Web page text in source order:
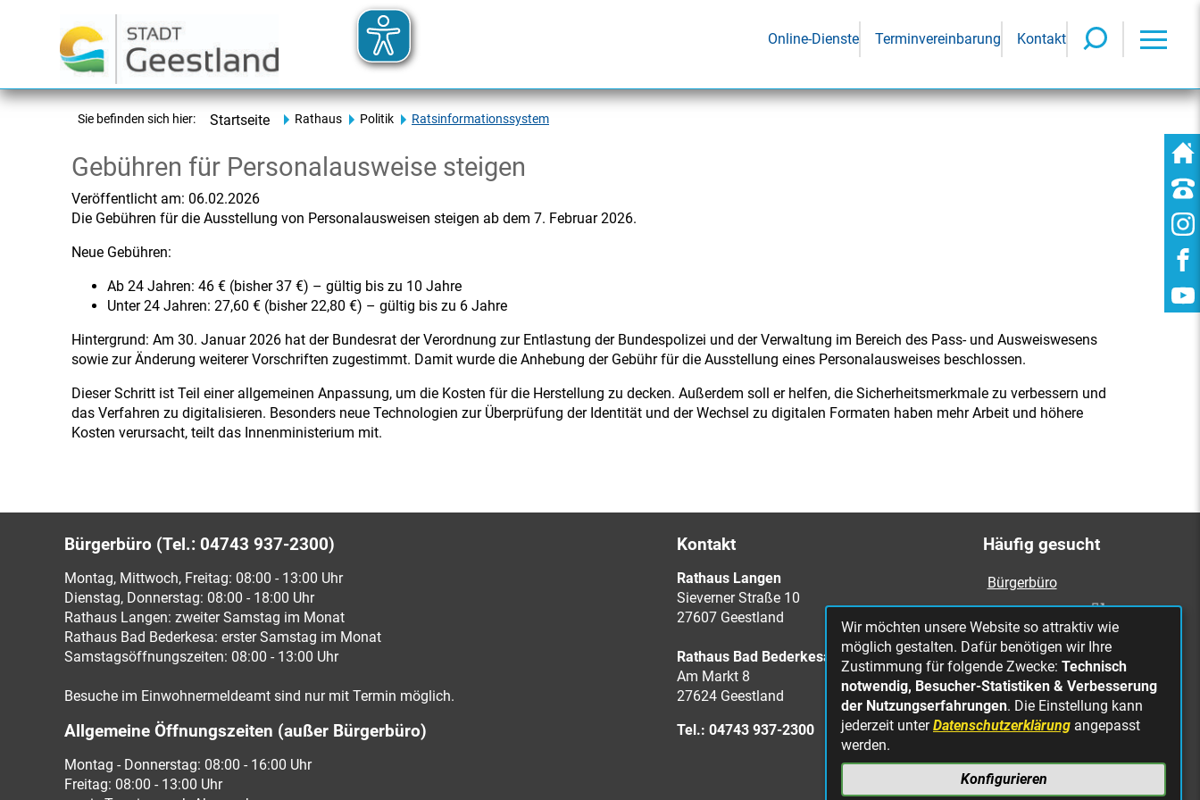
Online-Dienste Terminvereinbarung Kontakt
Sie befinden sich hier: Startseite Rathaus Politik Ratsinformationssystem
Gebühren für Personalausweise steigen
Veröffentlicht am: 06.02.2026
Die Gebühren für die Ausstellung von Personalausweisen steigen ab dem 7. Februar 2026.
Neue Gebühren:
Ab 24 Jahren: 46 € (bisher 37 €) – gültig bis zu 10 Jahre
Unter 24 Jahren: 27,60 € (bisher 22,80 €) – gültig bis zu 6 Jahre
Hintergrund: Am 30. Januar 2026 hat der Bundesrat der Verordnung zur Entlastung der Bundespolizei und der Verwaltung im Bereich des Pass- und Ausweiswesens
sowie zur Änderung weiterer Vorschriften zugestimmt. Damit wurde die Anhebung der Gebühr für die Ausstellung eines Personalausweises beschlossen.
Dieser Schritt ist Teil einer allgemeinen Anpassung, um die Kosten für die Herstellung zu decken. Außerdem soll er helfen, die Sicherheitsmerkmale zu verbessern und
das Verfahren zu digitalisieren. Besonders neue Technologien zur Überprüfung der Identität und der Wechsel zu digitalen Formaten haben mehr Arbeit und höhere
Kosten verursacht, teilt das Innenministerium mit.
Bürgerbüro (Tel.: 04743 937-2300)
Montag, Mittwoch, Freitag: 08:00 - 13:00 Uhr
Dienstag, Donnerstag: 08:00 - 18:00 Uhr
Rathaus Langen: zweiter Samstag im Monat
Rathaus Bad Bederkesa: erster Samstag im Monat
Samstagsöffnungszeiten: 08:00 - 13:00 Uhr
Besuche im Einwohnermeldeamt sind nur mit Termin möglich.
Allgemeine Öffnungszeiten (außer Bürgerbüro)
Montag - Donnerstag: 08:00 - 16:00 Uhr
Freitag: 08:00 - 13:00 Uhr
Kontakt
Rathaus Langen
Sieverner Straße 10
27607 Geestland
Rathaus Bad Bederkesa
Am Markt 8
27624 Geestland
Tel.: 04743 937-2300
Häufig gesucht
Bürgerbüro
Online Rathaus
Was erledige ich wo?
Stellenangebote
Mängelmeldung
Straßenbeleuchtung
Wir möchten unsere Website so attraktiv wie
möglich gestalten. Dafür benötigen wir Ihre
Zustimmung für folgende Zwecke: Technisch
notwendig, Besucher-Statistiken & Verbesserung
der Nutzungserfahrungen. Die Einstellung kann
jederzeit unterDatenschutzerklärung angepasst
werden.
Konfigurieren